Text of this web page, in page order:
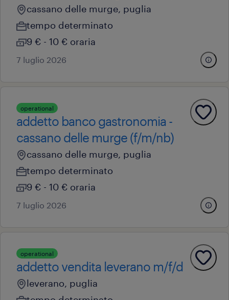
cassano delle murge, puglia
tempo determinato
9 € - 10 € oraria
7 luglio 2026
operational
addetto banco gastronomia -
cassano delle murge (f/m/nb)
cassano delle murge, puglia
tempo determinato
9 € - 10 € oraria
7 luglio 2026
operational
addetto vendita leverano m/f/d
leverano, puglia